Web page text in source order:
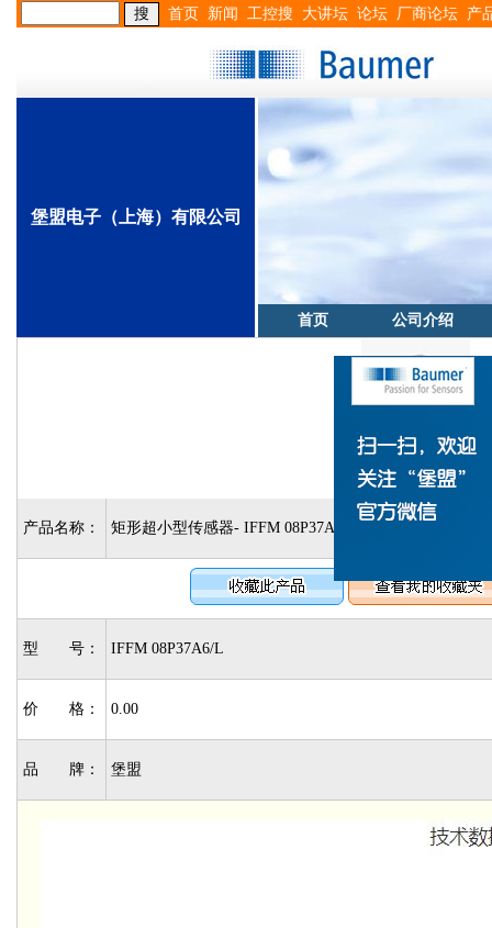
首页 新闻 工控搜 大讲坛 论坛 厂商论坛 产
堡盟电子（上海）有限公司
首页 公司介绍
产品名称： 矩形超小型传感器- IFFM 08P37A6/L
型 号： IFFM 08P37A6/L
价 格： 0.00
品 牌： 堡盟